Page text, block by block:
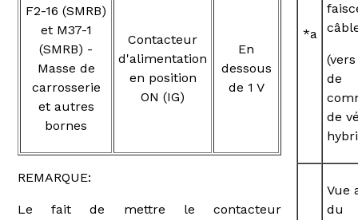
F2-16 (SMRB)
et M37-1
(SMRB) -
Masse de
carrosserie
et autres
bornes
Contacteur
d'alimentation
en position
ON (IG)
En
dessous
de 1 V
REMARQUE:
Le fait de mettre le contacteur
*a
de
de
Vue
du